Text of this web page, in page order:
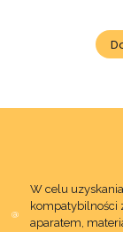
W celu
aparatem,